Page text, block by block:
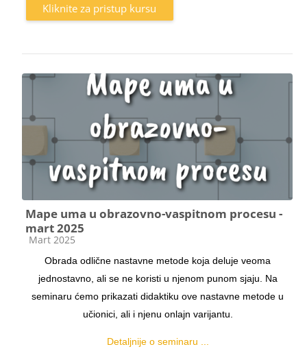
Kliknite za pristup kursu
Mape uma u obrazovno-vaspitnom procesu -
mart 2025
Kategorija kursa
Mart 2025
Obrada odlične nastavne metode koja deluje veoma
jednostavno, ali se ne koristi u njenom punom sjaju. Na
seminaru ćemo prikazati didaktiku ove nastavne metode u
učionici, ali i njenu onlajn varijantu.
Detaljnije o seminaru ...